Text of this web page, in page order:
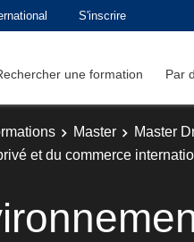
S'inscrire
une formation Par
Master
Master
et du commerce